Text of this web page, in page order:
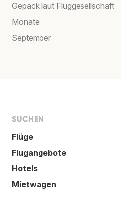
Gepäck laut Fluggesellschaft
Monate
September
SUCHEN
Flüge
Flugangebote
Hotels
Mietwagen